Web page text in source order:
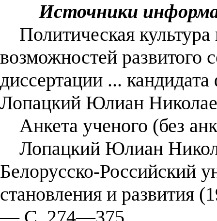
Источники
Политическая культура
возможностей развитого
диссертации ...
Лопацкий Юлиан
Анкета ученого (без
Лопацкий Юлиан
Белорусско-Российский
становления и